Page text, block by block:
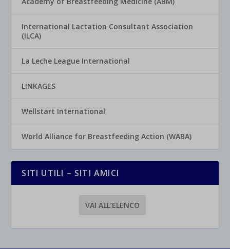
International Lactation Consultant Association
(ILCA)
La Leche League International
LINKAGES
Wellstart International
World Alliance for Breastfeeding Action (WABA)
SITI UTILI – SITI AMICI
VAI ALL’ELENCO